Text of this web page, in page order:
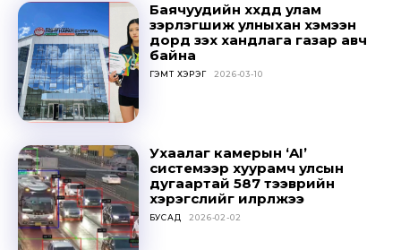
out!
Sing up for our newsletter
to stay in the loop.
Баячуудийн хүүхдүүд улам
зэрлэгшиж улныхан хэмээн
дорд үзэх хандлага газар авч
байна
ГЭМТ ХЭРЭГ 2026-03-10
Ухаалаг камерын ‘AI’
системээр хуурамч улсын
дугаартай 587 тээврийн
хэрэгслийг илрүүлжээ
БУСАД 2026-02-02